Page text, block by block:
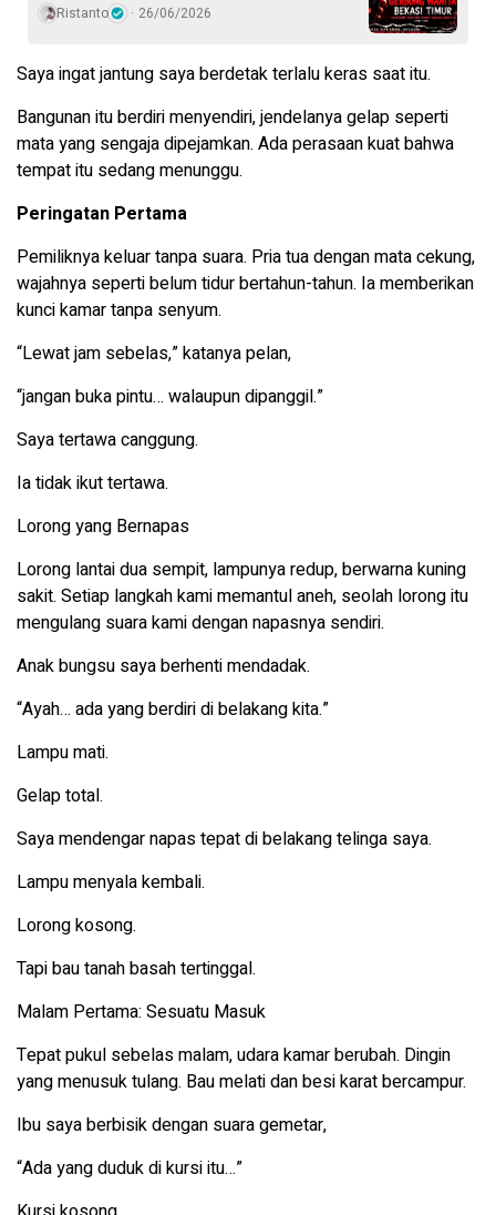
Ristanto 26/06/2026
Saya ingat jantung saya berdetak terlalu keras saat itu.
Bangunan itu berdiri menyendiri, jendelanya gelap seperti
mata yang sengaja dipejamkan. Ada perasaan kuat bahwa
tempat itu sedang menunggu.
Peringatan Pertama
Pemiliknya keluar tanpa suara. Pria tua dengan mata cekung,
wajahnya seperti belum tidur bertahun-tahun. Ia memberikan
kunci kamar tanpa senyum.
“Lewat jam sebelas,” katanya pelan,
“jangan buka pintu… walaupun dipanggil.”
Saya tertawa canggung.
Ia tidak ikut tertawa.
Lorong yang Bernapas
Lorong lantai dua sempit, lampunya redup, berwarna kuning
sakit. Setiap langkah kami memantul aneh, seolah lorong itu
mengulang suara kami dengan napasnya sendiri.
Anak bungsu saya berhenti mendadak.
“Ayah… ada yang berdiri di belakang kita.”
Lampu mati.
Gelap total.
Saya mendengar napas tepat di belakang telinga saya.
Lampu menyala kembali.
Lorong kosong.
Tapi bau tanah basah tertinggal.
Malam Pertama: Sesuatu Masuk
Tepat pukul sebelas malam, udara kamar berubah. Dingin
yang menusuk tulang. Bau melati dan besi karat bercampur.
Ibu saya berbisik dengan suara gemetar,
“Ada yang duduk di kursi itu…”